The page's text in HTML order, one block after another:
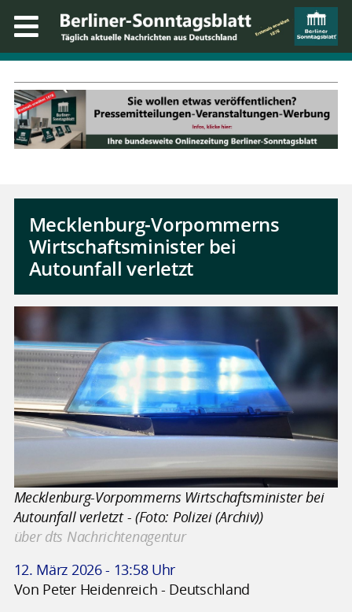
Mecklenburg-Vorpommerns
Wirtschaftsminister bei
Autounfall verletzt
Mecklenburg-Vorpommerns Wirtschaftsminister bei
Autounfall verletzt - (Foto: Polizei (Archiv))
über dts Nachrichtenagentur
12. März 2026 - 13:58 Uhr
Von Peter Heidenreich - Deutschland